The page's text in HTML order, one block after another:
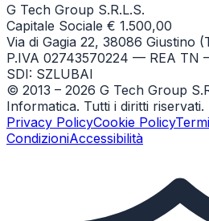
G Tech Group S.R.L.S.
Capitale Sociale € 1.500,00
Via di Gagia 22, 38086 Giustino
P.IVA 02743570224 — REA TN
SDI: SZLUBAI
© 2013 – 2026 G Tech Group
Informatica. Tutti i diritti riservati.
Privacy PolicyCookie Policy
CondizioniAccessibilità